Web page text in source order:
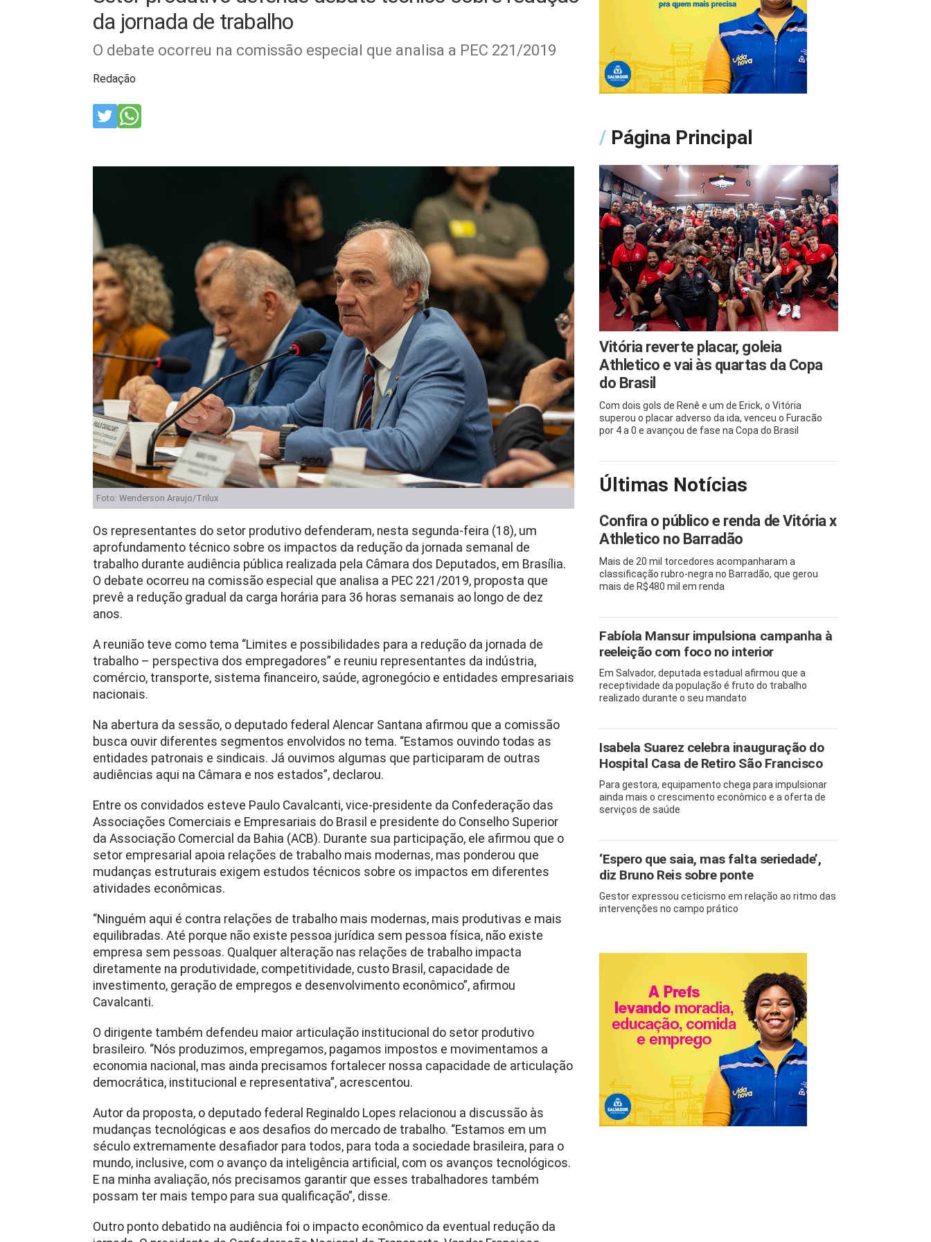
da jornada de trabalho
O debate ocorreu na comissão especial que analisa a PEC 221/2019
Redação
Foto: Wenderson Araujo/Trilux
Os representantes do setor produtivo defenderam, nesta segunda-feira (18), um
aprofundamento técnico sobre os impactos da redução da jornada semanal de
trabalho durante audiência pública realizada pela Câmara dos Deputados, em Brasília.
O debate ocorreu na comissão especial que analisa a PEC 221/2019, proposta que
prevê a redução gradual da carga horária para 36 horas semanais ao longo de dez
anos.
A reunião teve como tema “Limites e possibilidades para a redução da jornada de
trabalho – perspectiva dos empregadores” e reuniu representantes da indústria,
comércio, transporte, sistema financeiro, saúde, agronegócio e entidades empresariais
nacionais.
Na abertura da sessão, o deputado federal Alencar Santana afirmou que a comissão
busca ouvir diferentes segmentos envolvidos no tema. “Estamos ouvindo todas as
entidades patronais e sindicais. Já ouvimos algumas que participaram de outras
audiências aqui na Câmara e nos estados”, declarou.
Entre os convidados esteve Paulo Cavalcanti, vice-presidente da Confederação das
Associações Comerciais e Empresariais do Brasil e presidente do Conselho Superior
da Associação Comercial da Bahia (ACB). Durante sua participação, ele afirmou que o
setor empresarial apoia relações de trabalho mais modernas, mas ponderou que
mudanças estruturais exigem estudos técnicos sobre os impactos em diferentes
atividades econômicas.
“Ninguém aqui é contra relações de trabalho mais modernas, mais produtivas e mais
equilibradas. Até porque não existe pessoa jurídica sem pessoa física, não existe
empresa sem pessoas. Qualquer alteração nas relações de trabalho impacta
diretamente na produtividade, competitividade, custo Brasil, capacidade de
investimento, geração de empregos e desenvolvimento econômico”, afirmou
Cavalcanti.
O dirigente também defendeu maior articulação institucional do setor produtivo
brasileiro. “Nós produzimos, empregamos, pagamos impostos e movimentamos a
economia nacional, mas ainda precisamos fortalecer nossa capacidade de articulação
democrática, institucional e representativa”, acrescentou.
Autor da proposta, o deputado federal Reginaldo Lopes relacionou a discussão às
mudanças tecnológicas e aos desafios do mercado de trabalho. “Estamos em um
século extremamente desafiador para todos, para toda a sociedade brasileira, para o
mundo, inclusive, com o avanço da inteligência artificial, com os avanços tecnológicos.
E na minha avaliação, nós precisamos garantir que esses trabalhadores também
possam ter mais tempo para sua qualificação”, disse.
Outro ponto debatido na audiência foi o impacto econômico da eventual redução da
/ Página Principal
Vitória reverte placar, goleia
Athletico e vai às quartas da Copa
do Brasil
Com dois gols de Renê e um de Erick, o Vitória
superou o placar adverso da ida, venceu o Furacão
por 4 a 0 e avançou de fase na Copa do Brasil
Últimas Notícias
Confira o público e renda de Vitória x
Athletico no Barradão
Mais de 20 mil torcedores acompanharam a
classificação rubro-negra no Barradão, que gerou
mais de R$480 mil em renda
Fabíola Mansur impulsiona campanha à
reeleição com foco no interior
Em Salvador, deputada estadual afirmou que a
receptividade da população é fruto do trabalho
realizado durante o seu mandato
Isabela Suarez celebra inauguração do
Hospital Casa de Retiro São Francisco
Para gestora, equipamento chega para impulsionar
ainda mais o crescimento econômico e a oferta de
serviços de saúde
‘Espero que saia, mas falta seriedade’,
diz Bruno Reis sobre ponte
Gestor expressou ceticismo em relação ao ritmo das
intervenções no campo prático